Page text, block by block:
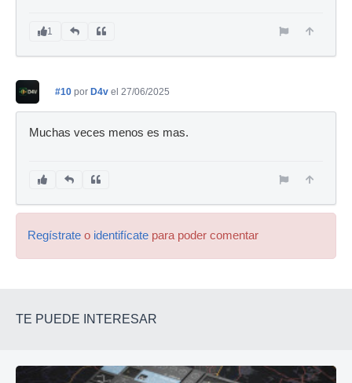
1
#10 por D4v el 27/06/2025
Muchas veces menos es mas.
Regístrate o identifícate para poder comentar
TE PUEDE INTERESAR